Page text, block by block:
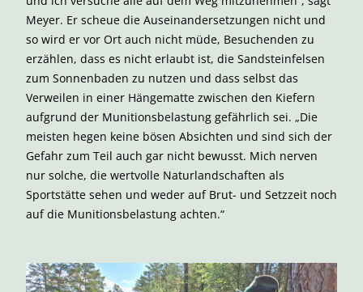
Meyer. Er scheue die Auseinandersetzungen nicht und
so wird er vor Ort auch nicht müde, Besuchenden zu
erzählen, dass es nicht erlaubt ist, die Sandsteinfelsen
zum Sonnenbaden zu nutzen und dass selbst das
Verweilen in einer Hängematte zwischen den Kiefern
aufgrund der Munitionsbelastung gefährlich sei. „Die
meisten hegen keine bösen Absichten und sind sich der
Gefahr zum Teil auch gar nicht bewusst. Mich nerven
nur solche, die wertvolle Naturlandschaften als
Sportstätte sehen und weder auf Brut- und Setzzeit noch
auf die Munitionsbelastung achten.“